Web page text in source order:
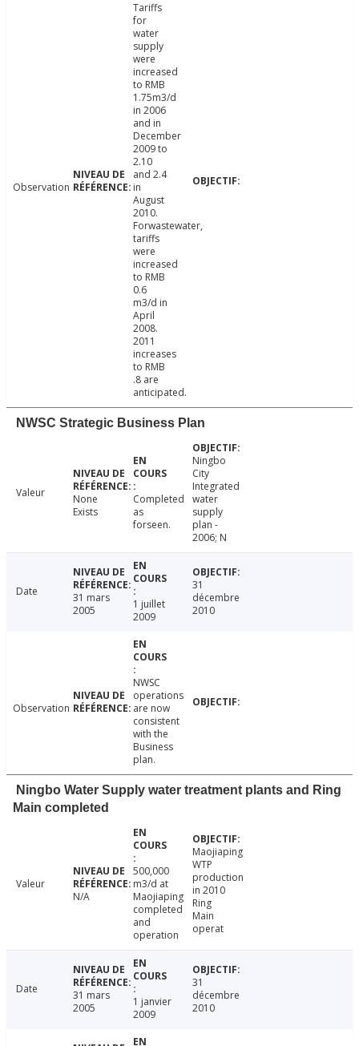
Observation
Tariffs
for
water
supply
were
increased
to RMB
1.75m3/d
in 2006
and in
December
2009 to
2.10
and 2.4
in
August
2010.
Forwastewater,
tariffs
were
increased
to RMB
0.6
m3/d in
April
2008.
2011
increases
to RMB
.8 are
anticipated.
NWSC Strategic Business Plan
Valeur
None
Exists
Completed
as
forseen.
Ningbo
City
Integrated
water
supply
plan -
2006; N
Date
31 mars
2005
1 juillet
2009
31
décembre
2010
Observation
NWSC
operations
are now
consistent
with the
Business
plan.
Ningbo Water Supply water treatment plants and Ring
Main completed
Valeur
N/A
500,000
m3/d at
Maojiaping
completed
and
operation
Maojiaping
WTP
production
in 2010
Ring
Main
operat
Date
31 mars
2005
1 janvier
2009
31
décembre
2010